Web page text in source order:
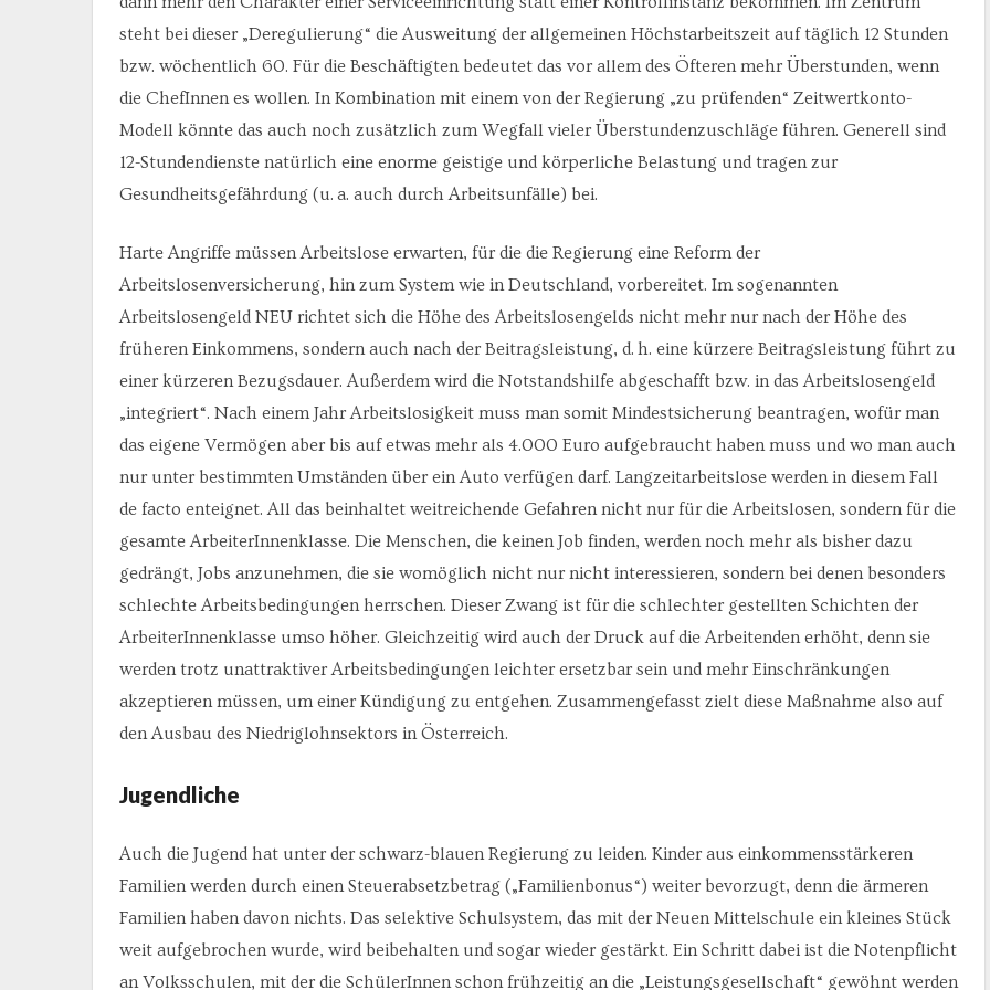
steht bei dieser „Deregulierung“ die Ausweitung der allgemeinen Höchstarbeitszeit auf täglich 12 Stunden
bzw. wöchentlich 60. Für die Beschäftigten bedeutet das vor allem des Öfteren mehr Überstunden, wenn
die ChefInnen es wollen. In Kombination mit einem von der Regierung „zu prüfenden“ Zeitwertkonto-
Modell könnte das auch noch zusätzlich zum Wegfall vieler Überstundenzuschläge führen. Generell sind
12-Stundendienste natürlich eine enorme geistige und körperliche Belastung und tragen zur
Gesundheitsgefährdung (u. a. auch durch Arbeitsunfälle) bei.
Harte Angriffe müssen Arbeitslose erwarten, für die die Regierung eine Reform der
Arbeitslosenversicherung, hin zum System wie in Deutschland, vorbereitet. Im sogenannten
Arbeitslosengeld NEU richtet sich die Höhe des Arbeitslosengelds nicht mehr nur nach der Höhe des
früheren Einkommens, sondern auch nach der Beitragsleistung, d. h. eine kürzere Beitragsleistung führt zu
einer kürzeren Bezugsdauer. Außerdem wird die Notstandshilfe abgeschafft bzw. in das Arbeitslosengeld
„integriert“. Nach einem Jahr Arbeitslosigkeit muss man somit Mindestsicherung beantragen, wofür man
das eigene Vermögen aber bis auf etwas mehr als 4.000 Euro aufgebraucht haben muss und wo man auch
nur unter bestimmten Umständen über ein Auto verfügen darf. Langzeitarbeitslose werden in diesem Fall
de facto enteignet. All das beinhaltet weitreichende Gefahren nicht nur für die Arbeitslosen, sondern für die
gesamte ArbeiterInnenklasse. Die Menschen, die keinen Job finden, werden noch mehr als bisher dazu
gedrängt, Jobs anzunehmen, die sie womöglich nicht nur nicht interessieren, sondern bei denen besonders
schlechte Arbeitsbedingungen herrschen. Dieser Zwang ist für die schlechter gestellten Schichten der
ArbeiterInnenklasse umso höher. Gleichzeitig wird auch der Druck auf die Arbeitenden erhöht, denn sie
werden trotz unattraktiver Arbeitsbedingungen leichter ersetzbar sein und mehr Einschränkungen
akzeptieren müssen, um einer Kündigung zu entgehen. Zusammengefasst zielt diese Maßnahme also auf
den Ausbau des Niedriglohnsektors in Österreich.
Jugendliche
Auch die Jugend hat unter der schwarz-blauen Regierung zu leiden. Kinder aus einkommensstärkeren
Familien werden durch einen Steuerabsetzbetrag („Familienbonus“) weiter bevorzugt, denn die ärmeren
Familien haben davon nichts. Das selektive Schulsystem, das mit der Neuen Mittelschule ein kleines Stück
weit aufgebrochen wurde, wird beibehalten und sogar wieder gestärkt. Ein Schritt dabei ist die Notenpflicht
an Volksschulen, mit der die SchülerInnen schon frühzeitig an die „Leistungsgesellschaft“ gewöhnt werden